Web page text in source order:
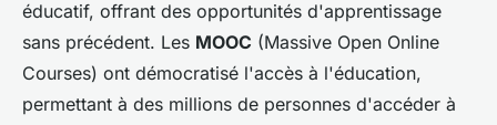
éducatif, offrant des opportunités d'apprentissage
sans précédent. Les MOOC (Massive Open Online
Courses) ont démocratisé l'accès à l'éducation,
permettant à des millions de personnes d'accéder à